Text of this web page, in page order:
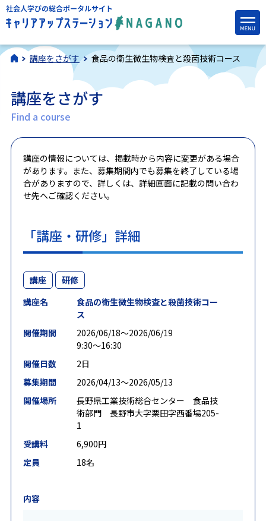
講座をさがす 食品の衛生微生物検査と殺菌技術コース
講座をさがす
Find a course
講座の情報については、掲載時から内容に変更がある場合
があります。また、募集期間内でも募集を終了している場
合がありますので、詳しくは、詳細画面に記載の問い合わ
せ先へご確認ください。
「講座・研修」詳細
講座
研修
講座名
食品の衛生微生物検査と殺菌技術コー
ス
開催期間
2026/06/18〜2026/06/19
9:30～16:30
開催日数
2日
募集期間
2026/04/13〜2026/05/13
開催場所
長野県工業技術総合センター 食品技
術部門 長野市大字栗田字西番場205-
1
受講料
6,900円
定員
18名
内容